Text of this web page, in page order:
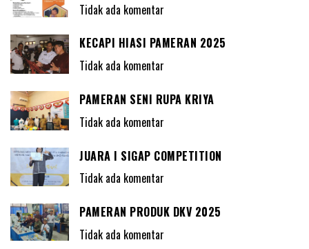
Tidak ada komentar
KECAPI HIASI PAMERAN 2025
Tidak ada komentar
PAMERAN SENI RUPA KRIYA
Tidak ada komentar
JUARA I SIGAP COMPETITION
Tidak ada komentar
PAMERAN PRODUK DKV 2025
Tidak ada komentar